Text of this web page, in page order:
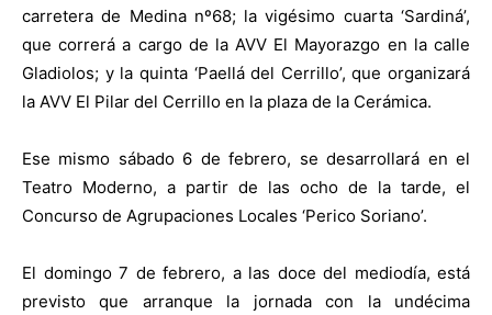
carretera de Medina nº68; la vigésimo cuarta ‘Sardiná’,
que correrá a cargo de la AVV El Mayorazgo en la calle
Gladiolos; y la quinta ‘Paellá del Cerrillo’, que organizará
la AVV El Pilar del Cerrillo en la plaza de la Cerámica.
Ese mismo sábado 6 de febrero, se desarrollará en el
Teatro Moderno, a partir de las ocho de la tarde, el
Concurso de Agrupaciones Locales ‘Perico Soriano’.
El domingo 7 de febrero, a las doce del mediodía, está
previsto que arranque la jornada con la undécima